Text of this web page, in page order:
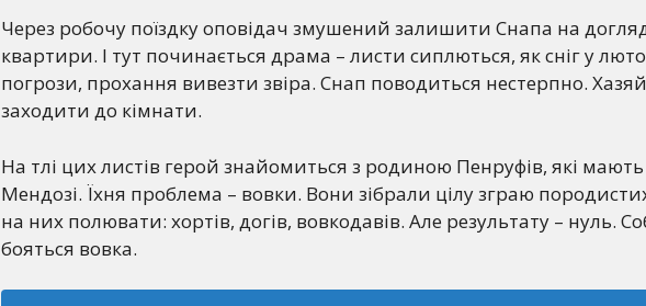
Через робочу поїздку оповідач змушений залишити Снапа на
квартири. І тут починається драма – листи сиплються, як сніг у
погрози, прохання вивезти звіра. Снап поводиться нестерпно.
заходити до кімнати.
На тлі цих листів герой знайомиться з родиною Пенруфів, які
Мендозі. Їхня проблема – вовки. Вони зібрали цілу зграю
на них полювати: хортів, догів, вовкодавів. Але результату – нуль.
бояться вовка.